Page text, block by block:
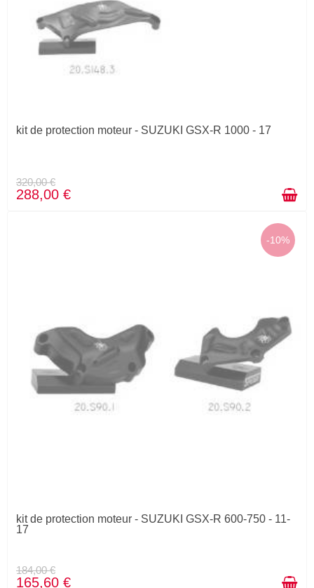
kit de protection moteur - SUZUKI GSX-R 1000 - 17
320,00 €
288,00 €
-10%
kit de protection moteur - SUZUKI GSX-R 600-750 - 11-
17
184,00 €
165,60 €